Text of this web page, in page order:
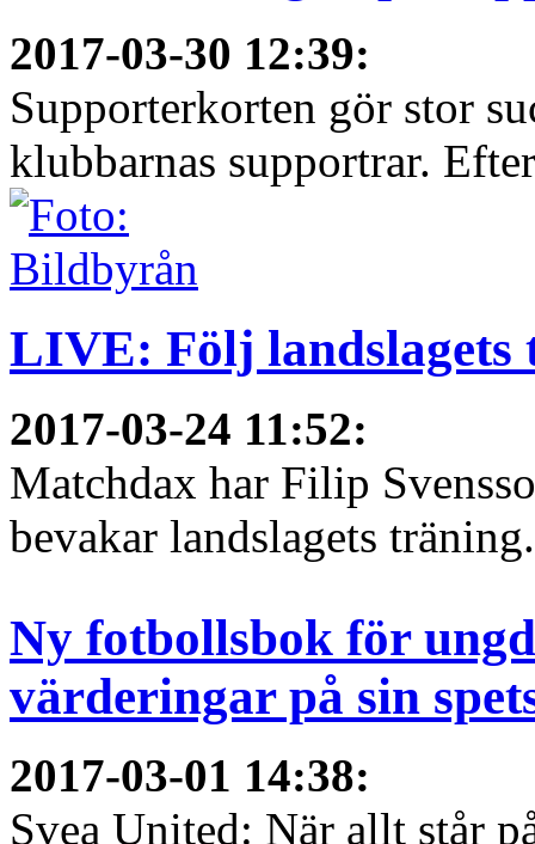
2017-03-30 12:39:
Supporterkorten gör stor
klubbarnas supportrar.
LIVE: Följ landslagets
2017-03-24 11:52:
Matchdax har Filip
bevakar landslagets
Ny fotbollsbok för
värderingar på sin
2017-03-01 14:38:
Svea United: När allt står